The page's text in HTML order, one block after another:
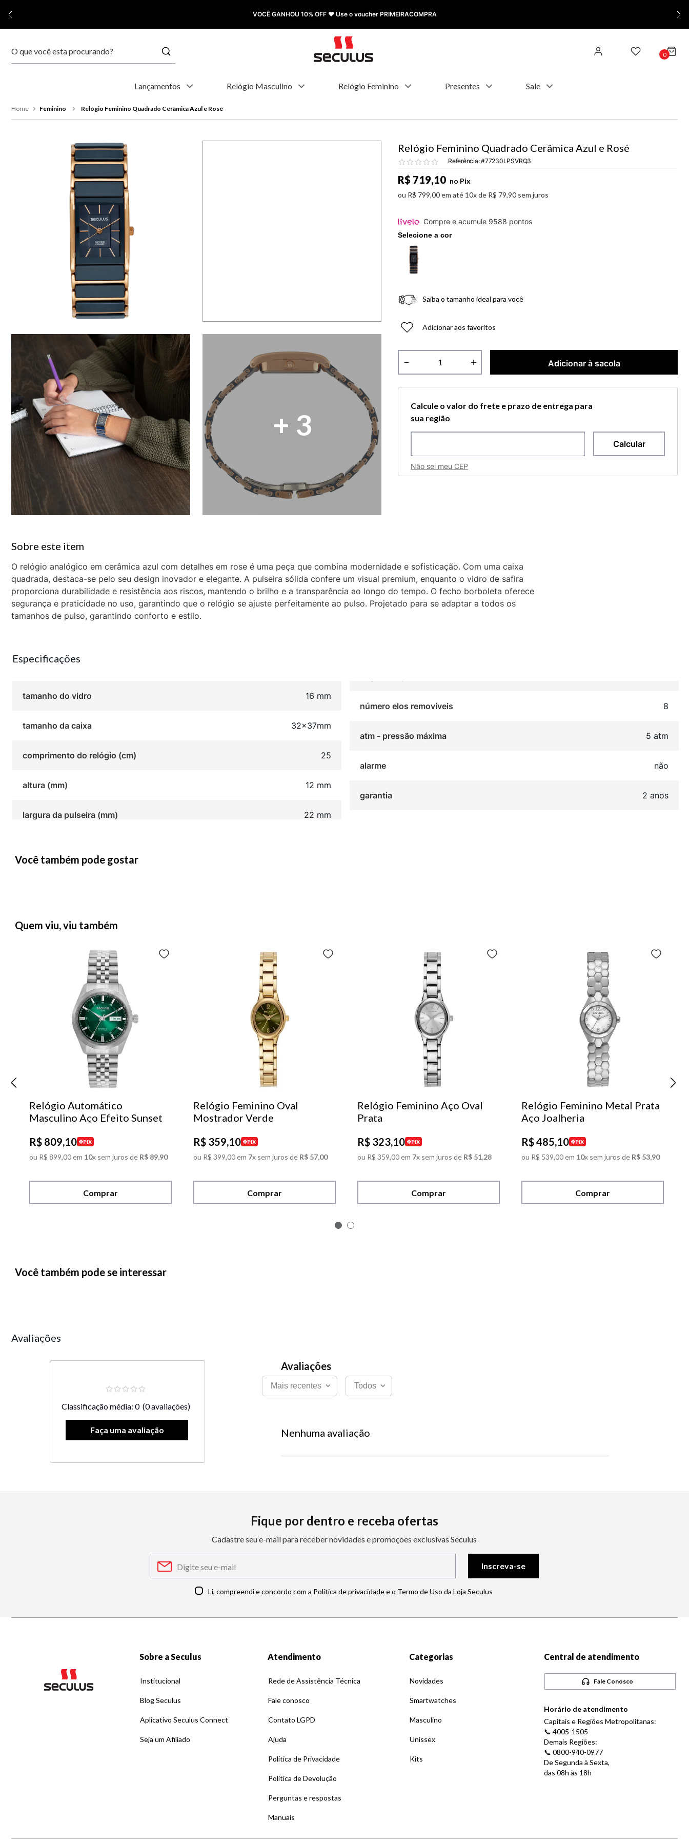
VOCÊ GANHOU 10% OFF ❤️ Use o voucher PRIMEIRACOMPRA
0
Lançamentos Relógio Masculino Relógio Feminino Presentes Sale
Feminino Relógio Feminino Quadrado Cerâmica Azul e Rosé
+ 3
Relógio Feminino Quadrado Cerâmica Azul e Rosé
Referência: 77230LPSVRQ3
R$ 719,10 no Pix
ou R$ 799,00em até 10x de R$ 79,90 sem juros
Compre e acumule 9588 pontos
Saiba o tamanho ideal para você
Adicionar aos favoritos
＋
－ Adicionar à sacola
Calcule o valor do frete e prazo de entrega para
sua região
Não sei meu CEP
O relógio analógico em cerâmica azul com detalhes em rose é uma peça que combina modernidade e sofisticação. Com uma caixa
quadrada, destaca-se pelo seu design inovador e elegante. A pulseira sólida confere um visual premium, enquanto o vidro de safira
proporciona durabilidade e resistência aos riscos, mantendo o brilho e a transparência ao longo do tempo. O fecho borboleta oferece
segurança e praticidade no uso, garantindo que o relógio se ajuste perfeitamente ao pulso. Projetado para se adaptar a todos os
tamanhos de pulso, garantindo conforto e estilo.
Especificações
tamanho do vidro 16 mm
tamanho da caixa 32x37mm
comprimento do relógio (cm) 25
altura (mm) 12 mm
largura da pulseira (mm) 22 mm
número elos removíveis 8
atm - pressão máxima 5 atm
alarme não
garantia 2 anos
Você também pode gostar
Quem viu, viu também
Relógio Automático
Masculino Aço Efeito Sunset
R$ 809,10 PIX
ou R$ 899,00em 10x sem juros de R$ 89,90
Comprar
Relógio Feminino Oval
Mostrador Verde
R$ 359,10 PIX
ou R$ 399,00em 7x sem juros de R$ 57,00
Comprar
Relógio Feminino Aço Oval
Prata
R$ 323,10 PIX
ou R$ 359,00em 7x sem juros de R$ 51,28
Comprar
Relógio Feminino Metal Prata
Aço Joalheria
R$485,10 PIX
ou R$ 539,00em 10x sem juros de R$ 53,90
Comprar
Você também pode se interessar
Avaliações
Classificação média: 0 (0 avaliações)
Mais recentes Todos
Nenhuma avaliação
Fique por dentro e receba ofertas
Cadastre seu e-mail para receber novidades e promoções exclusivas Seculus
Inscreva-se
Li, compreendi e concordo com a Política de privacidade e o Termo de Uso da Loja Seculus
Sobre a Seculus
Institucional
Blog Seculus
Aplicativo Seculus Connect
Seja um Afiliado
Atendimento
Rede de Assistência Técnica
Fale conosco
Contato LGPD
Ajuda
Política de Privacidade
Política de Devolução
Perguntas e respostas
Manuais
Categorias
Novidades
Smartwatches
Masculino
Unissex
Kits
Central de atendimento
Fale Conosco
Horário de atendimento
Capitais e Regiões Metropolitanas:
📞 4005-1505
Demais Regiões:
📞 0800-940-0977
De Segunda à Sexta,
das 08h às 18h
1 º kyoto
relógio masculino
relogio
automático
relógio feminino rose
cerâmica
9º quadrado
masculino